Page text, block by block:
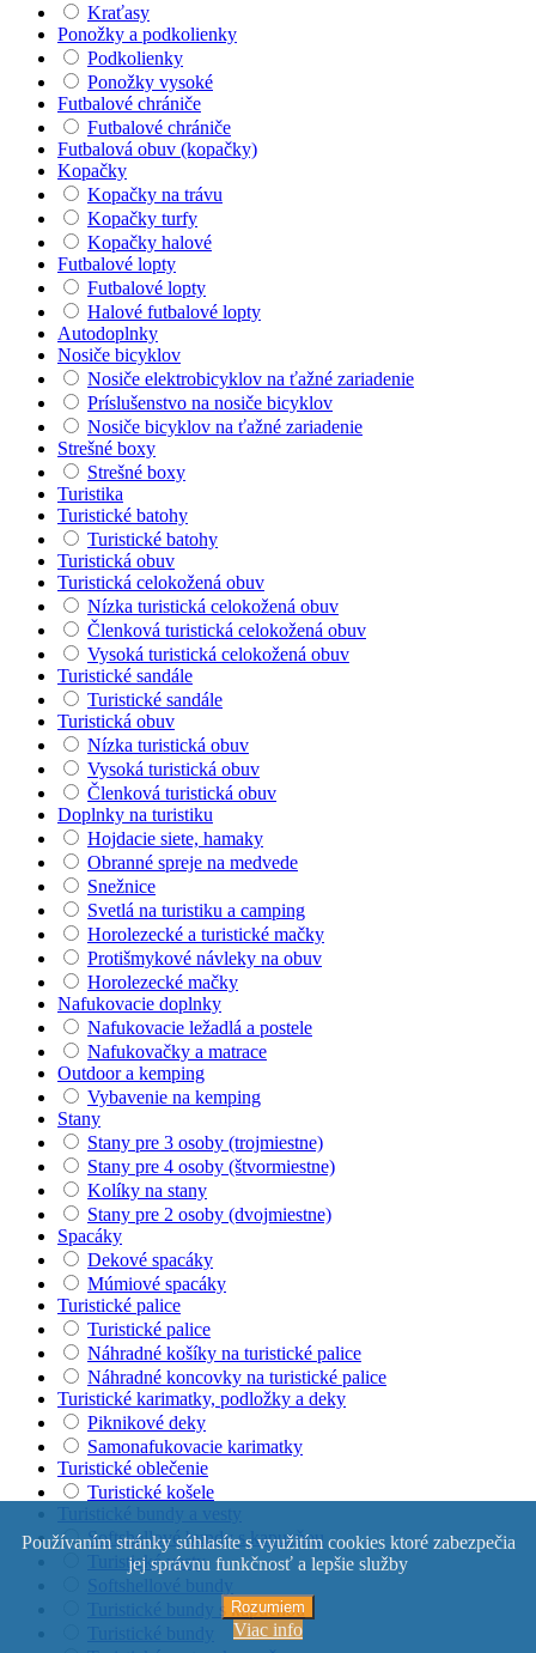
Kraťasy
Ponožky a podkolienky
Podkolienky
Ponožky vysoké
Futbalové chrániče
Futbalové chrániče
Futbalová obuv (kopačky)
Kopačky
Kopačky na trávu
Kopačky turfy
Kopačky halové
Futbalové lopty
Futbalové lopty
Halové futbalové lopty
Autodoplnky
Nosiče bicyklov
Nosiče elektrobicyklov na ťažné zariadenie
Príslušenstvo na nosiče bicyklov
Nosiče bicyklov na ťažné zariadenie
Strešné boxy
Strešné boxy
Turistika
Turistické batohy
Turistické batohy
Turistická obuv
Turistická celokožená obuv
Nízka turistická celokožená obuv
Členková turistická celokožená obuv
Vysoká turistická celokožená obuv
Turistické sandále
Turistické sandále
Turistická obuv
Nízka turistická obuv
Vysoká turistická obuv
Členková turistická obuv
Doplnky na turistiku
Hojdacie siete, hamaky
Obranné spreje na medvede
Snežnice
Svetlá na turistiku a camping
Horolezecké a turistické mačky
Protišmykové návleky na obuv
Horolezecké mačky
Nafukovacie doplnky
Nafukovacie ležadlá a postele
Nafukovačky a matrace
Outdoor a kemping
Vybavenie na kemping
Stany
Stany pre 3 osoby (trojmiestne)
Stany pre 4 osoby (štvormiestne)
Kolíky na stany
Stany pre 2 osoby (dvojmiestne)
Spacáky
Dekové spacáky
Múmiové spacáky
Turistické palice
Turistické palice
Náhradné košíky na turistické palice
Náhradné koncovky na turistické palice
Turistické karimatky, podložky a deky
Piknikové deky
Samonafukovacie karimatky
Turistické oblečenie
Turistické košele
Softshellové bundy s kapucňou
Turistické vesty
Turistické bundy s kapucňou
Používaním stránky súhlasíte s využitím cookies ktoré zabezpečia
jej správnu funkčnosť a lepšie služby
Rozumiem
Viac info